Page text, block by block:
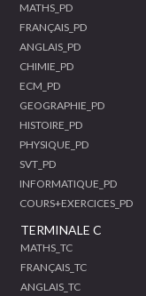
MATHS_PD
FRANÇAIS_PD
ANGLAIS_PD
CHIMIE_PD
ECM_PD
GEOGRAPHIE_PD
HISTOIRE_PD
PHYSIQUE_PD
SVT_PD
INFORMATIQUE_PD
COURS+EXERCICES_PD
TERMINALE C
MATHS_TC
FRANÇAIS_TC
ANGLAIS_TC